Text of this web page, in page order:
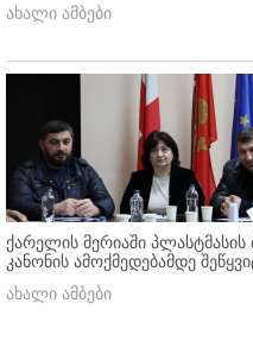
ახალი ამბები
ქარელის მერიაში
კანონის ამოქმედებამდე
ახალი ამბები